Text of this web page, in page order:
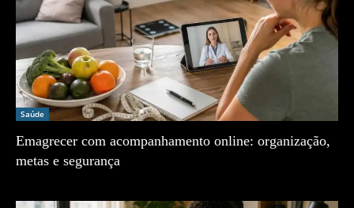
Saúde
Emagrecer com acompanhamento online: organização,
metas e segurança